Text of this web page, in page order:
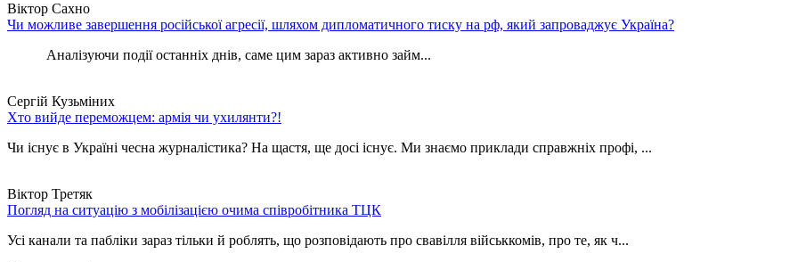
Віктор Сахно
Чи можливе завершення російської агресії, шляхом дипломатичного тиску на рф, який запроваджує Україна?
Аналізуючи події останніх днів, саме цим зараз активно займ...
Сергій Кузьміних
Хто вийде переможцем: армія чи ухилянти?!
Чи існує в Україні чесна журналістика? На щастя, ще досі існує. Ми знаємо приклади справжніх профі, ...
Віктор Третяк
Погляд на ситуацію з мобілізацією очима співробітника ТЦК
Усі канали та пабліки зараз тільки й роблять, що розповідають про свавілля військкомів, про те, як ч...